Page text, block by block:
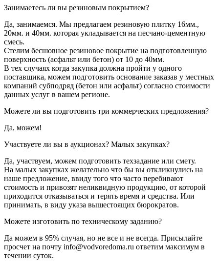
Занимаетесь ли вы резиновым покрытием?
Да, занимаемся. Мы предлагаем резиновую плитку 16мм.,
20мм. и 40мм. которая укладывается на песчано-цементную
смесь.
Стелим бесшовное резиновое покрытие на подготовленную
поверхность (асфальт или бетон) от 10 до 40мм.
В тех случаях когда закупка должна пройти у одного
поставщика, можем подготовить основание заказав у местных
компаний субподряд (бетон или асфальт) согласно стоимости
данных услуг в вашем регионе.
Можете ли вы подготовить три коммерческих предложения?
Да, можем!
Участвуете ли вы в аукционах? Малых закупках?
Да, участвуем, можем подготовить техзадание или смету.
На малых закупках желательно что бы вы откликнулись на
наше предложение, ввиду того что часто перебивают
стоимость и привозят неликвидную продукцию, от которой
приходится отказываться и терять время и средства. Или
принимать, в виду указа вышестоящих бюрократов.
Можете изготовить по техническому заданию?
Да можем в 95% случая, но не все и не всегда. Присылайте
просчет на почту info@vodvoredoma.ru ответим максимум в
течении суток.